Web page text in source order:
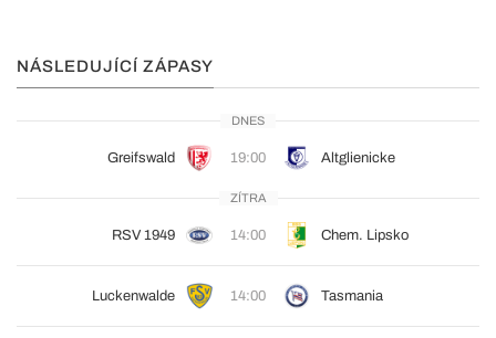
NÁSLEDUJÍCÍ ZÁPASY
DNES
Greifswald 19:00 Altglienicke
ZÍTRA
RSV 1949 14:00 Chem. Lipsko
Luckenwalde 14:00 Tasmania